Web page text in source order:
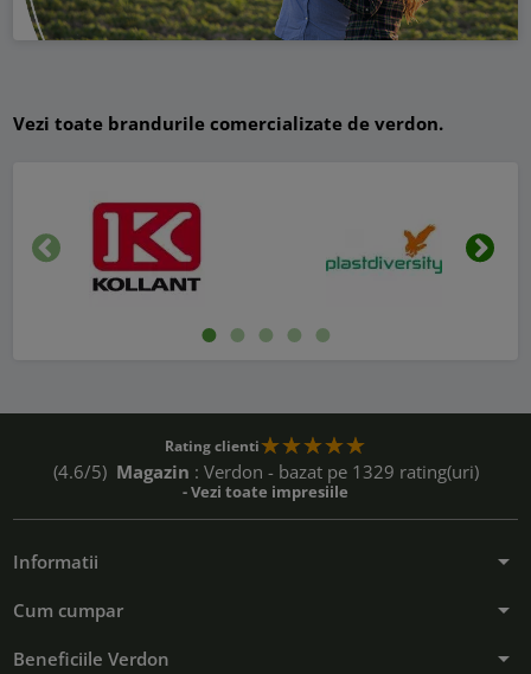
Vezi toate brandurile comercializate de verdon.
Inapoi
Rating clienti
(4.6/5) Magazin : Verdon - bazat pe 1329 rating(uri)
- Vezi toate impresiile
Informatii arrow_drop_down
Cum cumpar arrow_drop_down
Beneficiile Verdon arrow_drop_down